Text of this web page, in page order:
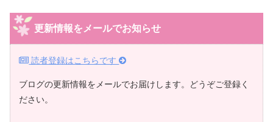
更新情報をメールでお知らせ
読者登録はこちらです
ブログの更新情報をメールでお届けします。どうぞご登録く
ださい。